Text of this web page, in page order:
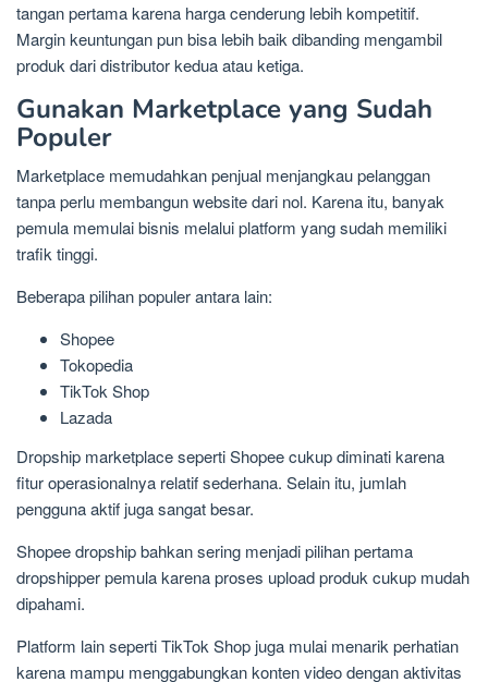
tangan pertama karena harga cenderung lebih kompetitif.
Margin keuntungan pun bisa lebih baik dibanding mengambil
produk dari distributor kedua atau ketiga.
Gunakan Marketplace yang Sudah
Populer
Marketplace memudahkan penjual menjangkau pelanggan
tanpa perlu membangun website dari nol. Karena itu, banyak
pemula memulai bisnis melalui platform yang sudah memiliki
trafik tinggi.
Beberapa pilihan populer antara lain:
Shopee
Tokopedia
TikTok Shop
Lazada
Dropship marketplace seperti Shopee cukup diminati karena
fitur operasionalnya relatif sederhana. Selain itu, jumlah
pengguna aktif juga sangat besar.
Shopee dropship bahkan sering menjadi pilihan pertama
dropshipper pemula karena proses upload produk cukup mudah
dipahami.
Platform lain seperti TikTok Shop juga mulai menarik perhatian
karena mampu menggabungkan konten video dengan aktivitas